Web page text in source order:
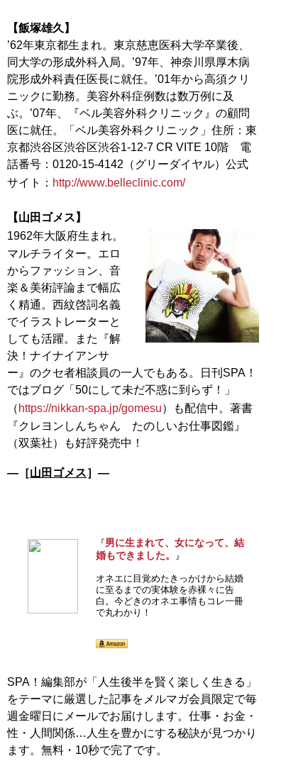
【飯塚雄久】
’62年東京都生まれ。東京慈恵医科大学卒業後、
同大学の形成外科入局。’97年、神奈川県厚木病
院形成外科責任医長に就任。’01年から高須クリ
ニックに勤務。美容外科症例数は数万例に及
ぶ。’07年、『ベル美容外科クリニック』の顧問
医に就任。「ベル美容外科クリニック」住所：東
京都渋谷区渋谷区渋谷1-12-7 CR VITE 10階 電
話番号：0120-15-4142（グリーダイヤル）公式
サイト： http://www.belleclinic.com/
【山田ゴメス】
1962年大阪府生まれ。
マルチライター。エロ
からファッション、音
楽＆美術評論まで幅広
く精通。西紋啓詞名義
でイラストレーターと
しても活躍。また『解
決！ナイナイアンサ
ー』のクセ者相談員の一人でもある。日刊SPA！
ではブログ「50にして未だ不惑に到らず！」
（ https://nikkan-spa.jp/gomesu）も配信中。著書
『クレヨンしんちゃん たのしいお仕事図鑑』
―［山田ゴメス］―
『男に生まれて、女になって、結
婚もできました。
』
オネエに目覚めたきっかけから結婚
に至るまでの実体験を赤裸々に告
白。今どきのオネエ事情もコレ一冊
で丸わかり！
SPA！編集部が「人生後半を賢く楽しく生きる」
をテーマに厳選した記事をメルマガ会員限定で毎
週金曜日にメールでお届けします。仕事・お金・
性・人間関係…人生を豊かにする秘訣が見つかり
ます。無料・10秒で完了です。